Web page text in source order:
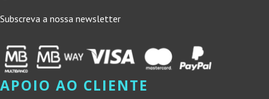
Subscreva a nossa newsletter
APOIO AO CLIENTE